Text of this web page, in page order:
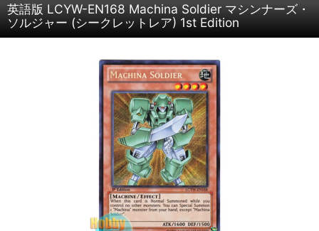
英語版 LCYW-EN168 Machina Soldier マシンナーズ・
ソルジャー (シークレットレア) 1st Edition